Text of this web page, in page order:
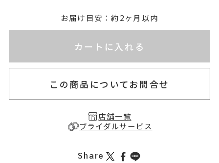
お届け目安：約2ヶ月以内
カートに入れる
この商品についてお問合せ
店舗一覧
ブライダルサービス
Share